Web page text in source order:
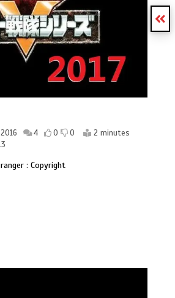
4 0 0
2 minutes
: Copyright